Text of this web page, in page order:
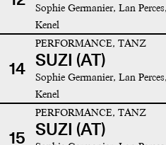
Sophie Germanier, Lan
Kenel
14
PERFORMANCE, TANZ
SUZI (AT)
Sophie Germanier, Lan
Kenel
15
PERFORMANCE, TANZ
SUZI (AT)